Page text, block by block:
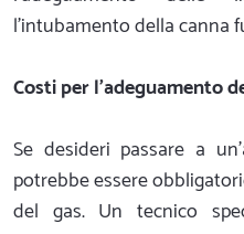
l'intubamento della canna
Costi per l'adeguamento
Se desideri passare a
potrebbe essere
del gas. Un tecnico